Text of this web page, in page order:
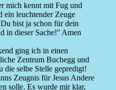
mich kennt mit Fug und
ein leuchtender Zeuge
bist ja schon für dein
in dieser Sache!'' Amen
ging ich in einen
Zentrum Buchegg und
die selbe Stelle gepredigt!
Zeugnis für Jesus Andere
solle. Es wurde mir klar,